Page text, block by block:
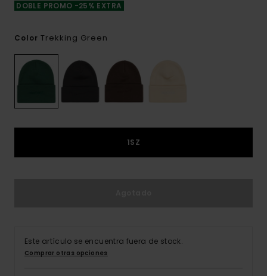
DOBLE PROMO -25% EXTRA
Color Trekking Green
1SZ
Este artículo se encuentra fuera de stock.
Comprar otras opciones